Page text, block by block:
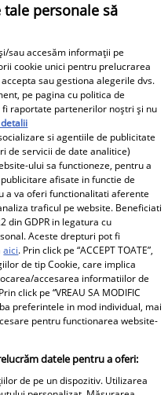
de ziua
23 de ani:
un bărbat
personale să
sau accesăm informații pe
cookie unici pentru prelucrarea
sau gestiona alegerile dvs.
pe pagina cu politica de
raportate partenerilor noștri și nu
si agentiile de publicitate
de servicii de date analitice)
ului sa functioneze, pentru a
afisate in functie de
a va oferi functionalitati aferente
traficul pe website. Beneficiati
din GDPR in legatura cu
Aceste drepturi pot fi
aici. Prin click pe “ACCEPT TOATE”,
de tip Cookie, care implica
accesarea informatiilor de
click pe “VREAU SA MODIFIC
preferintele in mod individual, mai
pentru functionarea website-
datele pentru a oferi:
de pe un dispozitiv. Utilizarea